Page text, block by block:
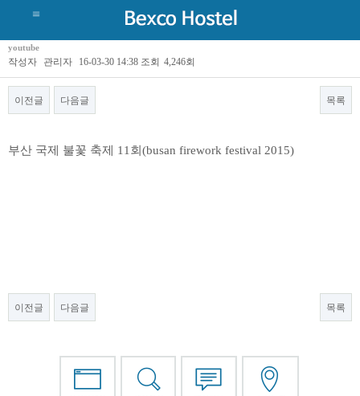
youtube
작성자 관리자 16-03-30 14:38 조회 4,246회
이전글 다음글 목록
부산 국제 불꽃 축제 11회(busan firework festival 2015)
이전글 다음글 목록